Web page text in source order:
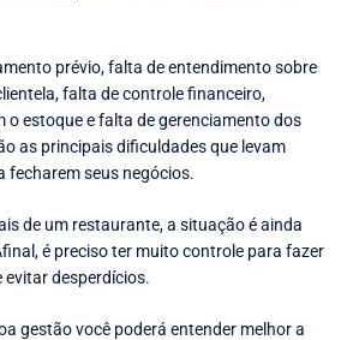
prévio, falta de entendimento sobre
falta de controle financeiro,
o estoque e falta de gerenciamento dos
as principais dificuldades que levam
fecharem seus negócios.
de um restaurante, a situação é ainda
é preciso ter muito controle para fazer
desperdícios.
gestão você poderá entender melhor a